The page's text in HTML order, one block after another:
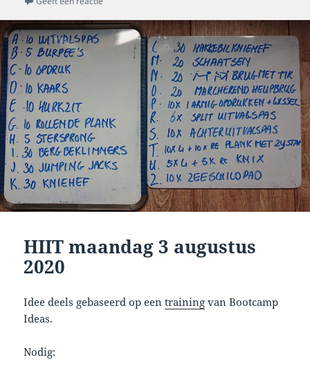
HIIT maandag 3 augustus
2020
Idee deels gebaseerd op eentraining van Bootcamp
Ideas.
Nodig: